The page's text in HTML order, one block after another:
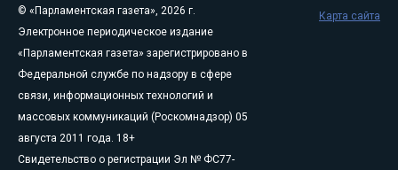
© «Парламентская газета», 2026 г.
Электронное периодическое издание
«Парламентская газета» зарегистрировано в
Федеральной службе по надзору в сфере
связи, информационных технологий и
массовых коммуникаций (Роскомнадзор) 05
августа 2011 года. 18+
Свидетельство о регистрации Эл № ФС77-
Карта сайта